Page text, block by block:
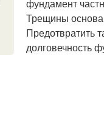
фундамент
Трещины
Предотвратить
долговечность